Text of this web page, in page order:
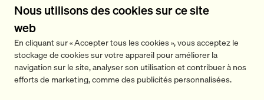
Nous utilisons des cookies sur ce site
web
En cliquant sur « Accepter tous les cookies », vous acceptez le
stockage de cookies sur votre appareil pour améliorer la
navigation sur le site, analyser son utilisation et contribuer à nos
efforts de marketing, comme des publicités personnalisées.